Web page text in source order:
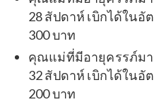
28 สัปดาห์ เบิกได้ในอั
300 บาท
คุณแม่ที่มีอายุครรภ์มา
32 สัปดาห์ เบิกได้ในอั
200 บาท